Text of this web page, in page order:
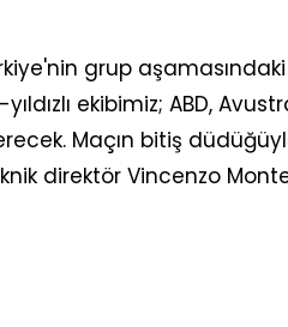
grup
ekibimiz; ABD,
Maçın bitiş
direktör Vincenzo